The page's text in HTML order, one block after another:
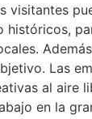
visitantes
Las
al aire
en la